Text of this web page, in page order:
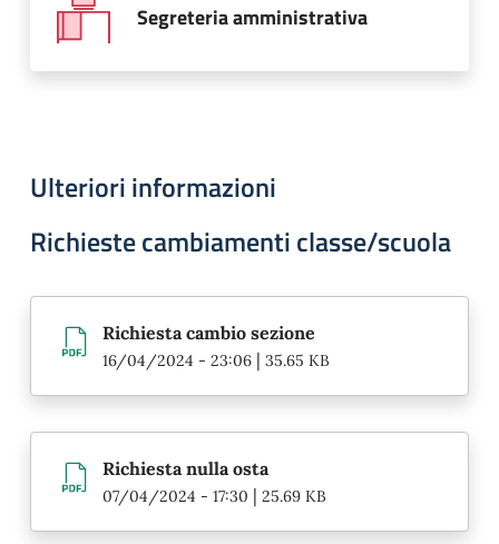
Segreteria amministrativa
Ulteriori informazioni
Richieste cambiamenti classe/scuola
Richiesta cambio sezione
16/04/2024 - 23:06 | 35.65 KB
Richiesta nulla osta
07/04/2024 - 17:30 | 25.69 KB